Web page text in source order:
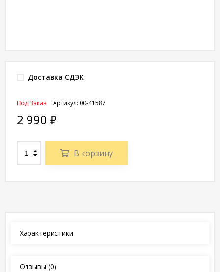
Доставка СДЭК
Артикул: 00-41587
Под Заказ
2 990 ₽
В корзину
Характеристики
Отзывы (0)